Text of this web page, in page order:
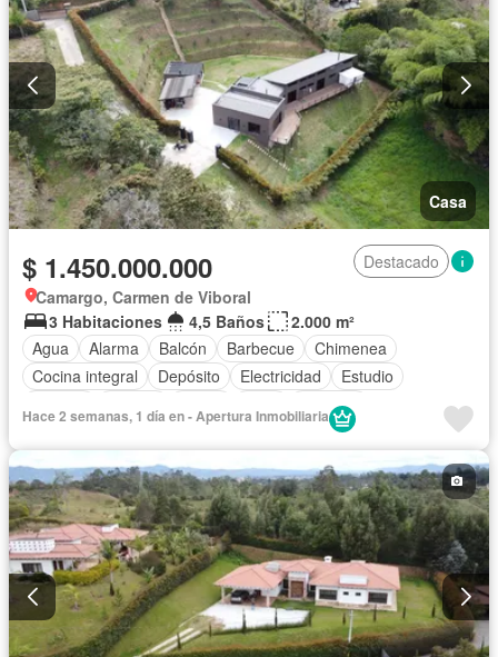
Casa
$ 1.450.000.000
Destacado
Camargo, Carmen de Viboral
3 Habitaciones
4,5 Baños
2.000 m²
Agua
Alarma Balcón Barbecue
Chimenea
Cocina integral
Depósito Electricidad
Estudio
Vigilante
Terraza Vista panorámica
Hace 2 semanas, 1 día en - Apertura Inmobiliaria